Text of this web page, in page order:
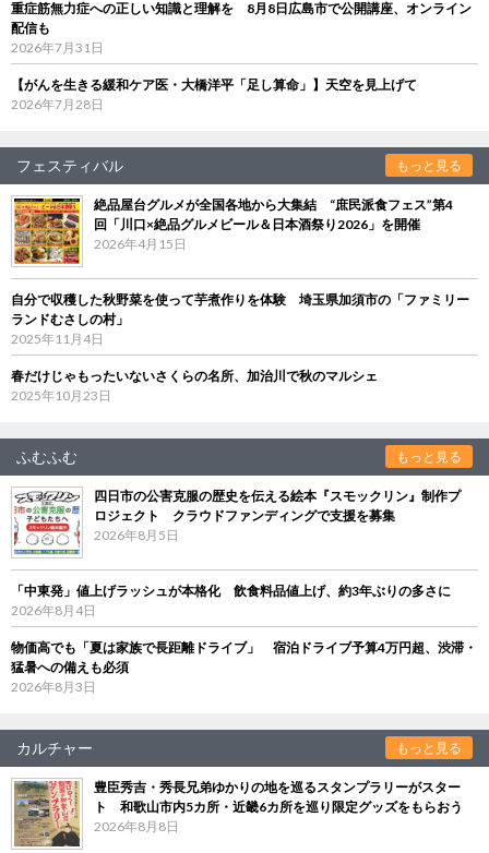
重症筋無力症への正しい知識と理解を 8月8日広島市で公開講座、オンライン
配信も
2026年7月31日
【がんを生きる緩和ケア医・大橋洋平「足し算命」】天空を見上げて
2026年7月28日
フェスティバル もっと見る
絶品屋台グルメが全国各地から大集結 “庶民派食フェス”第4
回「川口×絶品グルメビール＆日本酒祭り2026」を開催
2026年4月15日
自分で収穫した秋野菜を使って芋煮作りを体験 埼玉県加須市の「ファミリー
ランドむさしの村」
2025年11月4日
春だけじゃもったいないさくらの名所、加治川で秋のマルシェ
2025年10月23日
ふむふむ もっと見る
四日市の公害克服の歴史を伝える絵本『スモックリン』制作プ
ロジェクト クラウドファンディングで支援を募集
2026年8月5日
「中東発」値上げラッシュが本格化 飲食料品値上げ、約3年ぶりの多さに
2026年8月4日
物価高でも「夏は家族で長距離ドライブ」 宿泊ドライブ予算4万円超、渋滞・
猛暑への備えも必須
2026年8月3日
カルチャー もっと見る
豊臣秀吉・秀長兄弟ゆかりの地を巡るスタンプラリーがスター
ト 和歌山市内5カ所・近畿6カ所を巡り限定グッズをもらおう
2026年8月8日